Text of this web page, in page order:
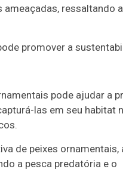
ressaltando
promover a
pode ajudar a
las em seu habitat
de peixes ornamentais,
a pesca predatória e o